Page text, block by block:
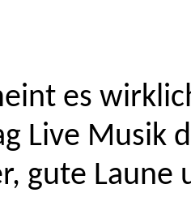
es
Live Musik
gute Laune